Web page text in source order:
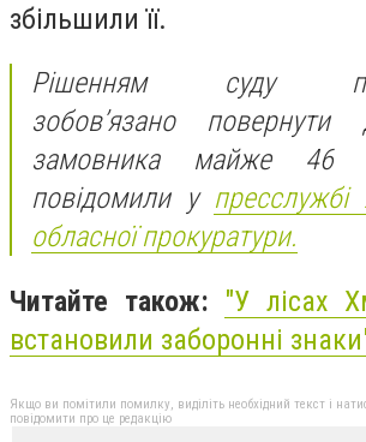
збільшили її.
Рішенням суду
зобов’язано
замовника майже
повідомили у пресслужбі
обласної прокуратури.
Читайте також: "У лісах
встановили заборонні
Якщо ви помітили помилку, виділіть необхідний текст і
повідомити про це редакцію